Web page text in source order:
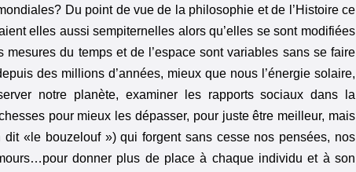
Du point de vue de la philosophie et de l’Histoire ce
elles aussi sempiternelles alors qu’elles se sont modifiées
du temps et de l’espace sont variables sans se faire
des millions d’années, mieux que nous l’énergie solaire,
notre planète, examiner les rapports sociaux dans la
pour mieux les dépasser, pour juste être meilleur, mais
«le bouzelouf ») qui forgent sans cesse nos pensées, nos
donner plus de place à chaque individu et à son